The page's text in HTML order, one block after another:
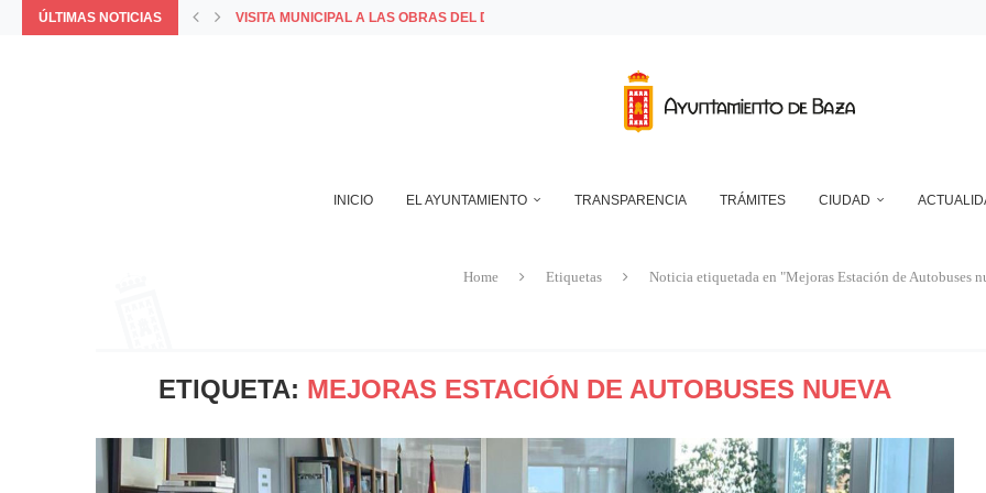
ÚLTIMAS NOTICIAS VISITA MUNICIPAL A LAS OBRAS DEL DEPÓSITO MUNICIPAL DE AGUA DE LA CUESTA DEL FRANCÉS
INICIO EL AYUNTAMIENTO TRANSPARENCIA TRÁMITES CIUDAD
Home Etiquetas Noticia etiquetada en "Mejoras Estación de Autobuses
ETIQUETA: MEJORAS ESTACIÓN DE AUTOBUSES NUEVA